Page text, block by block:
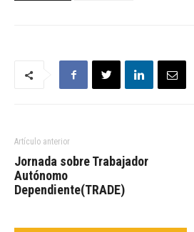
Artículo anterior
Jornada sobre Trabajador
Autónomo
Dependiente(TRADE)